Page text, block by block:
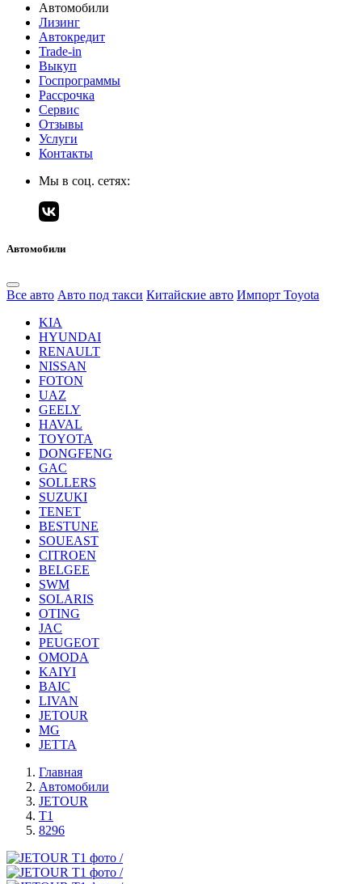
Автомобили
Лизинг
Автокредит
Trade-in
Выкуп
Госпрограммы
Рассрочка
Сервис
Отзывы
Услуги
Контакты
Мы в соц. сетях:
Автомобили
Все авто Авто под такси Китайские авто Импорт Toyota
KIA
HYUNDAI
RENAULT
NISSAN
FOTON
UAZ
GEELY
HAVAL
TOYOTA
DONGFENG
GAC
SOLLERS
SUZUKI
TENET
BESTUNE
SOUEAST
CITROEN
BELGEE
SWM
SOLARIS
OTING
JAC
PEUGEOT
OMODA
KAIYI
BAIC
LIVAN
JETOUR
MG
JETTA
Главная
Автомобили
JETOUR
T1
8296